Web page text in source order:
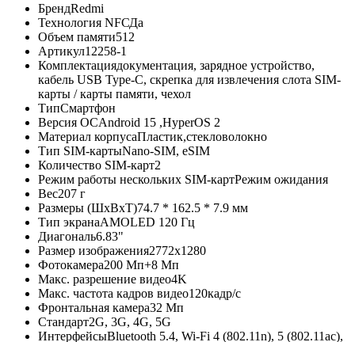
БрендRedmi
Технология NFСДа
Объем памяти512
Артикул12258-1
Комплектациядокументация, зарядное устройство,
кабель USB Type-C, скрепка для извлечения слота SIM-
карты / карты памяти, чехол
ТипСмартфон
Версия ОСAndroid 15 ,HyperOS 2
Материал корпусаПластик,стекловолокно
Тип SIM-картыNano-SIM, eSIM
Количество SIM-карт2
Режим работы нескольких SIM-картРежим ожидания
Вес207 г
Размеры (ШxВxТ)74.7 * 162.5 * 7.9 мм
Тип экранаAMOLED 120 Гц
Диагональ6.83"
Размер изображения2772x1280
Фотокамера200 Мп+8 Мп
Макс. разрешение видео4K
Макс. частота кадров видео120кадр/с
Фронтальная камера32 Мп
Стандарт2G, 3G, 4G, 5G
ИнтерфейсыBluetooth 5.4, Wi-Fi 4 (802.11n), 5 (802.11ac),